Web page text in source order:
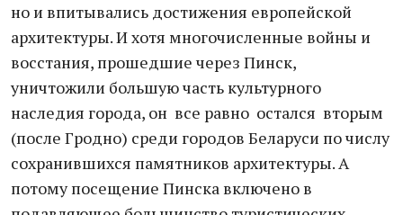
но и впитывались достижения европейской
архитектуры. И хотя многочисленные войны и
восстания, прошедшие через Пинск,
уничтожили большую часть культурного
наследия города, он все равно остался вторым
(после Гродно) среди городов Беларуси по числу
сохранившихся памятников архитектуры. А
потому посещение Пинска включено в